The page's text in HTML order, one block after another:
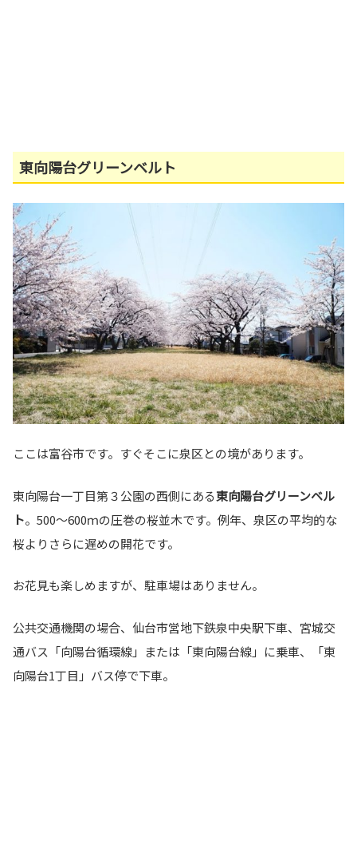
東向陽台グリーンベルト
ここは富谷市です。すぐそこに泉区との境があります。
東向陽台一丁目第３公園の西側にある東向陽台グリーンベル
ト。500～600ｍの圧巻の桜並木です。例年、泉区の平均的な
桜よりさらに遅めの開花です。
お花見も楽しめますが、駐車場はありません。
公共交通機関の場合、仙台市営地下鉄泉中央駅下車、宮城交
通バス「向陽台循環線」または「東向陽台線」に乗車、「東
向陽台1丁目」バス停で下車。